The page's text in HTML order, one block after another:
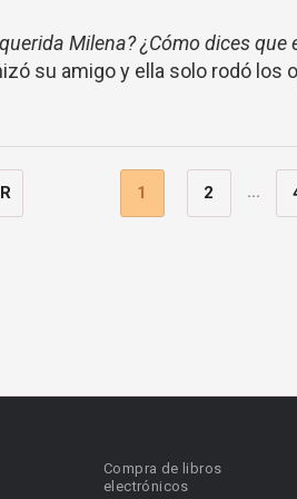
Milena? ¿Cómo dices
su amigo y ella solo rodó los
1 2 ...
Compra de libros
electrónicos